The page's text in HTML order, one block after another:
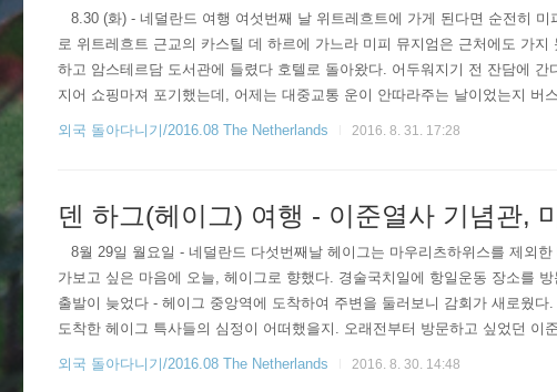
8.30 (화) - 네덜란드 여행 여섯번째 날 위트레흐트에 가게 된다면 순전히
로 위트레흐트 근교의 카스틸 데 하르에 가느라 미피 뮤지엄은 근처에도 가
하고 암스테르담 도서관에 들렸다 호텔로 돌아왔다. 어두워지기 전 잔담에
지어 쇼핑마져 포기했는데, 어제는 대중교통 운이 안따라주는 날이었는지
이만저만이 아니였다. (+내가 기차 한대를 잘못 타기도 했고) 그런데다 하를
외국 돌아다니기/2016.08 The Netherlands 2016. 8. 31. 17:28
덴 하그(헤이그) 여행 - 이준열사 기념관,
8월 29일 월요일 - 네덜란드 다섯번째날 헤이그는 마우리츠하위스를 제외
가보고 싶은 마음에 오늘, 헤이그로 향했다. 경술국치일에 항일운동 장소를
출발이 늦었다 - 헤이그 중앙역에 도착하여 주변을 둘러보니 감회가 새로웠
도착한 헤이그 특사들의 심정이 어떠했을지. 오래전부터 방문하고 싶었던
히 전시물을 둘러 보며 많은 생각을 했다. 우연히 마주친 프라이막에서 여행
외국 돌아다니기/2016.08 The Netherlands 2016. 8. 30. 14:48